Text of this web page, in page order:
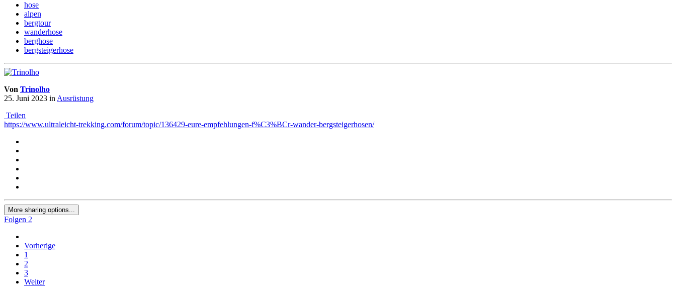
hose
alpen
bergtour
wanderhose
berghose
bergsteigerhose
Von Trinolho
25. Juni 2023 inAusrüstung
Teilen
https://www.ultraleicht-trekking.com/forum/topic/136429-eure-empfehlungen-f%C3%BCr-wander-bergsteigerhosen/
More sharing options...
Folgen 2
Vorherige
1
2
3
Weiter